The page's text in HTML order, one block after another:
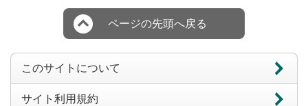
ページの先頭へ戻る
このサイトについて
サイト利用規約